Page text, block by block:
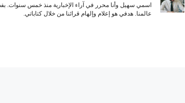
اسمي سهيل وأنا محرر في آراء الإخبارية منذ خمس سنوات.
عالمنا. هدفي هو إعلام وإلهام قرائنا من خلال كتاباتي.